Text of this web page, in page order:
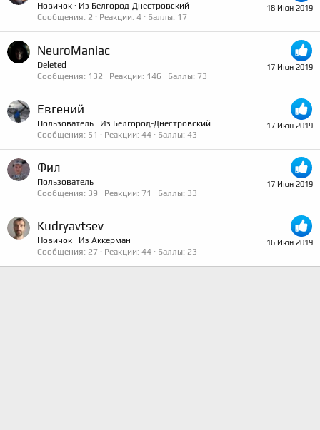
18 Июн 2019
Новичок · Из Белгород-Днестровский
Сообщения 2 Реакции 4 Баллы 17
17 Июн 2019
NeuroManiac
Deleted
Сообщения 132 Реакции 146 Баллы 73
17 Июн 2019
Евгений
Пользователь · Из Белгород-Днестровский
Сообщения 51 Реакции 44 Баллы 43
17 Июн 2019
Фил
Пользователь
Сообщения 39 Реакции 71 Баллы 33
16 Июн 2019
Kudryavtsev
Новичок · Из Аккерман
Сообщения 27 Реакции 44 Баллы 23